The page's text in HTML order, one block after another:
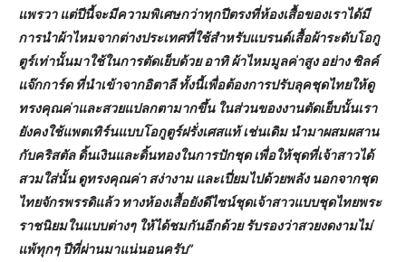
แพรวา แต่ปีนี้จะมีความพิเศษกว่าทุกปีตรงที่ห้องเสื้อของเราได้มี
การนำผ้าไหมจากต่างประเทศที่ใช้สำหรับแบรนด์เสื้อผ้าระดับโอกู
ตูร์เท่านั้นมาใช้ในการตัดเย็บด้วย อาทิ ผ้าไหมมูลค่าสูง อย่าง ซิลค์
แจ๊กการ์ด ที่นำเข้าจากอิตาลี ทั้งนี้เพื่อต้องการปรับลุคชุดไทยให้ดู
ทรงคุณค่าและสวยแปลกตามากขึ้น ในส่วนของงานตัดเย็บนั้นเรา
ยังคงใช้แพตเทิร์นแบบโอกูตูร์ฝรั่งเศสแท้ เช่นเดิม นำมาผสมผสาน
กับคริสตัล ดิ้นเงินและดิ้นทองในการปักชุด เพื่อให้ชุดที่เจ้าสาวได้
สวมใส่นั้น ดูทรงคุณค่า สง่างาม และเปี่ยมไปด้วยพลัง นอกจากชุด
ไทยจักรพรรดิแล้ว ทางห้องเสื้อยังดีไซน์ชุดเจ้าสาวแบบชุดไทยพระ
ราชนิยมในแบบต่างๆ ให้ได้ชมกันอีกด้วย รับรองว่าสวยงดงามไม่
แพ้ทุกๆ ปีที่ผ่านมาแน่นอนครับ”